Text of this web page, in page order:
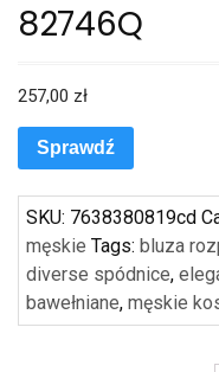
82746Q
257,00 zł
Sprawdź
SKU: 7638380819cd
męskie Tags: bluza
diverse spódnice,
bawełniane, męskie